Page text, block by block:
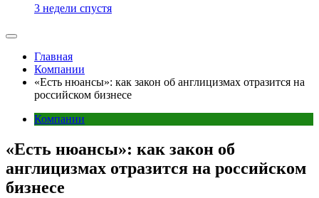
3 недели спустя
Главная
Компании
«Есть нюансы»: как закон об англицизмах отразится на
российском бизнесе
Компании
«Есть нюансы»: как закон об
англицизмах отразится на российском
бизнесе